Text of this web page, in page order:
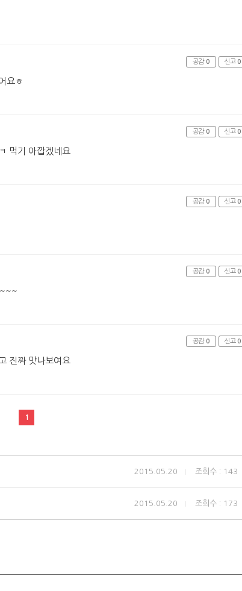
요ㅎ
공감 0 신고 0
먹기 아깝겠네요
공감 0 신고 0
공감 0 신고 0
~~~
공감 0 신고 0
진짜 맛나보여요
공감 0 신고 0
1
2015.05.20 조회수 : 143
2015.05.20 조회수 : 173